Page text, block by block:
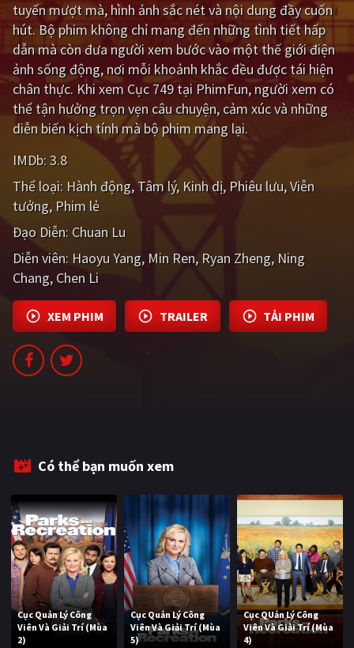
Bí ẩn Lịch sử
Viễn Tây Tiểu sử
GameShow DramaTV
QUỐC GIA
Âu - Mỹ Trung Quốc - Hồng Kông
Hàn Quốc Nhật Bản
Ấn Độ
Tổng hợp
CẬP NHẬT
PHIM MỚI
PHIM BỘ
TUYỂN TẬP PHIM
BLOG
tuyến mượt mà, hình ảnh sắc nét và nội dung đầy cuốn
hút. Bộ phim không chỉ mang đến những tình tiết hấp
dẫn mà còn đưa người xem bước vào một thế giới điện
ảnh sống động, nơi mỗi khoảnh khắc đều được tái hiện
chân thực. Khi xem Cục 749 tại PhimFun, người xem có
thể tận hưởng trọn vẹn câu chuyện, cảm xúc và những
diễn biến kịch tính mà bộ phim mang lại.
IMDb:3.8
Thể loại: Hành động Tâm lý Kinh dị Phiêu lưu Viễn
tưởng Phim lẻ
Đạo Diễn: Chuan Lu
Diễn viên: Haoyu Yang Min Ren Ryan Zheng Ning
Chang Chen Li
XEM PHIM TRAILER TẢI PHIM
Có thể bạn muốn xem
Cục Quản Lý Công
Viên Và Giải Trí (Mùa
2)
Cục Quản Lý Công
Viên Và Giải Trí (Mùa
5)
Cục QUản Lý Công
Viên Và Giải Trí (Mùa
4)